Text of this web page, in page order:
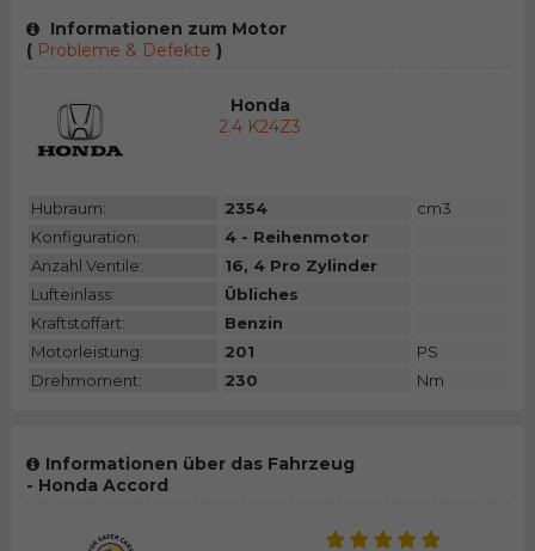
Informationen zum Motor
(Probleme & Defekte )
Honda
2.4 K24Z3
Hubraum: 2354
cm3
Konfiguration:
4 - Reihenmotor
Anzahl Ventile:
16, 4 Pro Zylinder
Lufteinlass:
Übliches
Kraftstoffart:
Benzin
Motorleistung:
201
PS
Drehmoment:
230 Nm
Informationen über das Fahrzeug
- Honda Accord